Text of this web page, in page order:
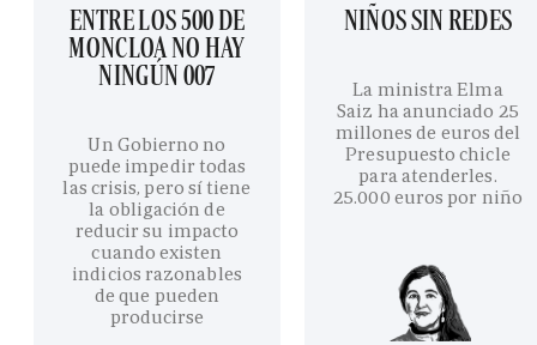
ENTRE LOS 500 DE
MONCLOA NO HAY
NINGÚN 007
Un Gobierno no
puede impedir todas
las crisis, pero sí tiene
la obligación de
reducir su impacto
cuando existen
indicios razonables
de que pueden
producirse
NIÑOS SIN REDES
La ministra Elma
Saiz ha anunciado 25
millones de euros del
Presupuesto chicle
para atenderles.
25.000 euros por niño